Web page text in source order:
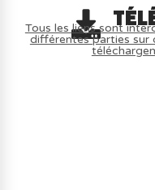
Tous les liens sont
différentes parties sur